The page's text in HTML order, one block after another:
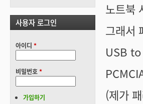
노트북
그래서
USB to
(제가
사용자 로그인
아이디 *
비밀번호*
가입하기